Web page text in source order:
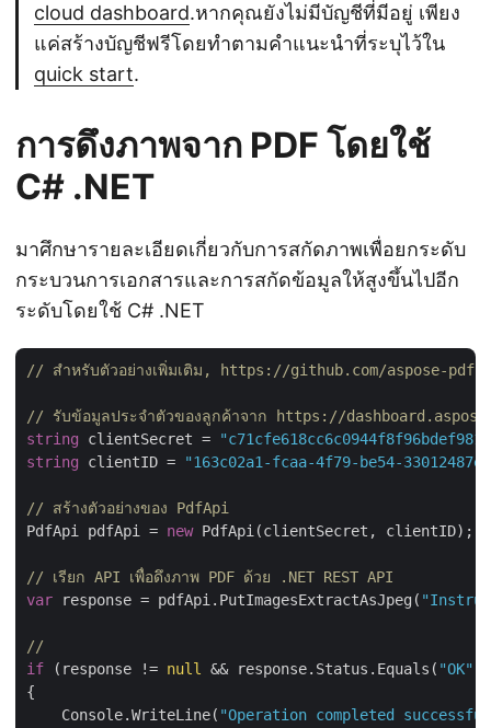
cloud dashboard.หากคุณยังไม่มีบัญชีที่มีอยู่ เพียง
แค่สร้างบัญชีฟรีโดยทำตามคำแนะนำที่ระบุไว้ใน
quick start.
การดึงภาพจาก PDF โดยใช้
C# .NET
มาศึกษารายละเอียดเกี่ยวกับการสกัดภาพเพื่อยกระดับ
กระบวนการเอกสารและการสกัดข้อมูลให้สูงขึ้นไปอีก
ระดับโดยใช้ C# .NET
// สำหรับตัวอย่างเพิ่มเติม, https://github.com/aspose-
// รับข้อมูลประจำตัวของลูกค้าจาก https://
string clientSecret =
string clientID = "163c02a1-fcaa-4f79-be54-
// สร้างตัวอย่างของ PdfApi
PdfApi pdfApi = new PdfApi(clientSecret, clientID);
// เรียก API เพื่อดึงภาพ PDF ด้วย .NET REST API
var response = pdfApi.PutImagesExtractAsJpeg(
//
if (response != null && response.Status.Equals( "OK"
{
    Console.WriteLine(
"Operation completed